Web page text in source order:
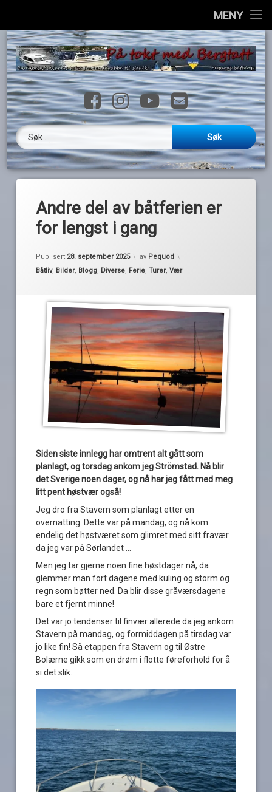
MENY
Info
Havner
Ressurser
Loggbok
Videoer
Kontakt
til
FacebookInstagramYouTube
E-post
Søk etter:
Andre del av båtferien er
for lengst i gang
Publisert 28. september 2025 av Pequod
Kategorier:
Båtliv, Bilder, Blogg, Diverse, Ferie,Turer,Vær
Siden siste innlegg har omtrent alt gått som
planlagt, og torsdag ankom jeg Strömstad. Nå blir
det Sverige noen dager, og nå har jeg fått med meg
litt pent høstvær også!
Jeg dro fra Stavern som planlagt etter en
overnatting. Dette var på mandag, og nå kom
endelig det høstværet som glimret med sitt fravær
da jeg var på Sørlandet …
Men jeg tar gjerne noen fine høstdager nå, da
glemmer man fort dagene med kuling og storm og
regn som bøtter ned. Da blir disse gråværsdagene
bare et fjernt minne!
Det var jo tendenser til finvær allerede da jeg ankom
Stavern på mandag, og formiddagen på tirsdag var
jo like fin! Så etappen fra Stavern og til Østre
Bolærne gikk som en drøm i flotte føreforhold for å
si det slik.